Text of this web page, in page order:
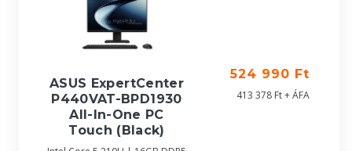
ASUS ExpertCenter
P440VAT-BPD1930
All-In-One PC
Touch (Black)
524 990 Ft
413 378 Ft + ÁFA